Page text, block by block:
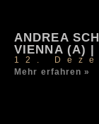
ANDREA
VIENNA (A) |
12.
Mehr erfahren »